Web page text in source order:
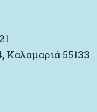
Καλαμαριά 55133